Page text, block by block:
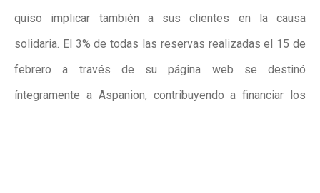
quiso implicar también a sus clientes en la causa
solidaria. El 3% de todas las reservas realizadas el 15 de
febrero a través de su página web se destinó
íntegramente a Aspanion, contribuyendo a financiar los